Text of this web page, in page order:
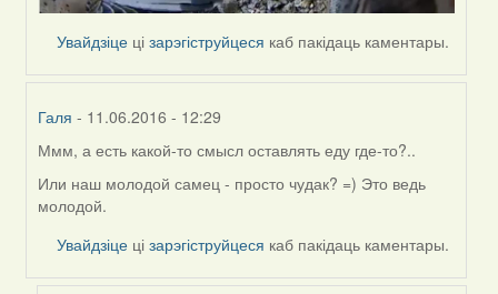
Увайдзіце цізарэгіструйцеся каб пакідаць каментары.
Галя - 11.06.2016 - 12:29
In
reply
to
Harrier
Ммм, а есть какой-то смысл оставлять еду где-то?..
Или наш молодой самец - просто чудак? =) Это ведь
молодой.
Увайдзіце цізарэгіструйцеся каб пакідаць каментары.